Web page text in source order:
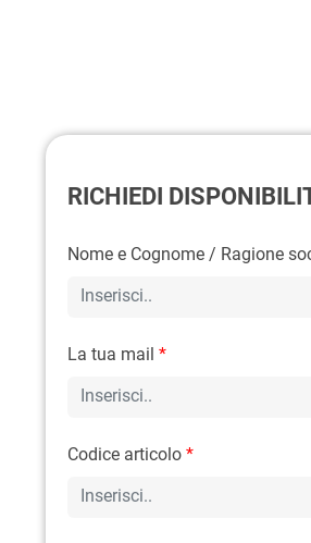
RICHIEDI
Nome e Cognome / Ragione
La tua mail *
Codice articolo *